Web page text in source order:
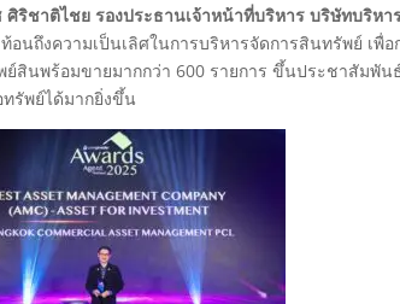
ศิริชาติไชย รองประธานเจ้าหน้าที่บริหาร บริษัทบริ
อนถึงความเป็นเลิศในการบริหารจัดการสินทรัพย์ เ
ย์สินพร้อมขายมากกว่า 600 รายการ ขึ้นประชาสัมพั
รัพย์ได้มากยิ่งขึ้น